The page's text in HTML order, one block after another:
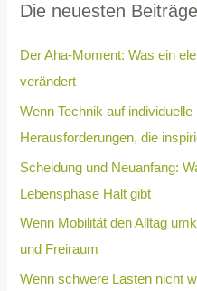
Die neuesten Beiträge
Der Aha-Moment: Was ein
verändert
Wenn Technik auf
Herausforderungen, die
Scheidung und Neuanfang:
Lebensphase Halt gibt
Wenn Mobilität den Alltag
und Freiraum
Wenn schwere Lasten nicht